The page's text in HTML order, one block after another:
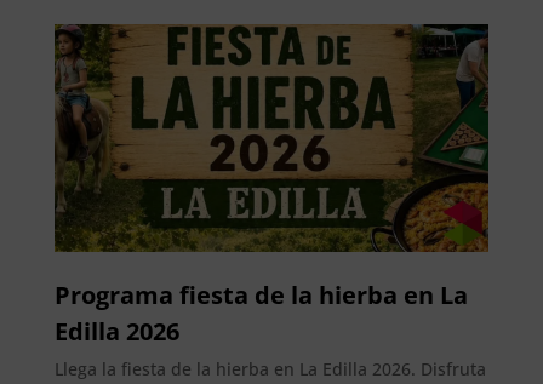
Programa fiesta de la hierba en La
Edilla 2026
Llega la fiesta de la hierba en La Edilla 2026. Disfruta